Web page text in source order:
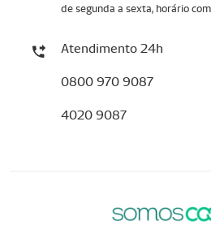
de segunda a sexta, horário
Atendimento 24h
0800 970 9087
4020 9087